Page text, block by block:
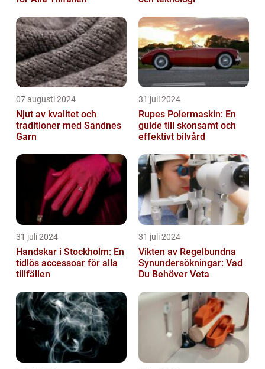
07 augusti 2024
Njut av kvalitet och
traditioner med Sandnes
Garn
31 juli 2024
Rupes Polermaskin: En
guide till skonsamt och
effektivt bilvård
31 juli 2024
Handskar i Stockholm: En
tidlös accessoar för alla
tillfällen
31 juli 2024
Vikten av Regelbundna
Synundersökningar: Vad
Du Behöver Veta